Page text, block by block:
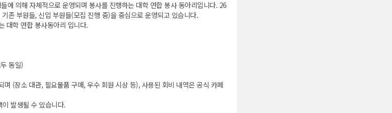
에 의해 자체적으로 운영되며 봉사를 진행하는 대학 연합 봉사 동아리입니다. 26
존 부원들, 신입 부원들(모집 진행 중)을 중심으로 운영되고 있습니다.
대학 연합 봉사동아리 입니다.
동일)
(장소 대관, 필요물품 구매, 우수 회원 시상 등), 사용된 회비 내역은 공식 카페
발생될 수 있습니다.